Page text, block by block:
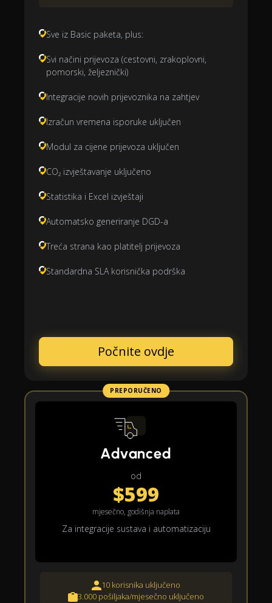
Sve iz Basic paketa, plus:
Svi načini prijevoza (cestovni, zrakoplovni,
pomorski, željeznički)
Integracije novih prijevoznika na zahtjev
Izračun vremena isporuke uključen
Modul za cijene prijevoza uključen
CO₂ izvještavanje uključeno
Statistika i Excel izvještaji
Automatsko generiranje DGD-a
Treća strana kao platitelj prijevoza
Standardna SLA korisnička podrška
Počnite ovdje
PREPORUČENO
Advanced
od
$599
mjesečno, godišnja naplata
Za integracije sustava i automatizaciju
10 korisnika uključeno
3.000 pošiljaka/mjesečno uključeno